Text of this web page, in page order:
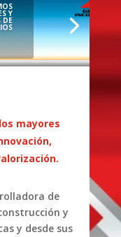
Y
DE
los mayores
de
y
y desde sus